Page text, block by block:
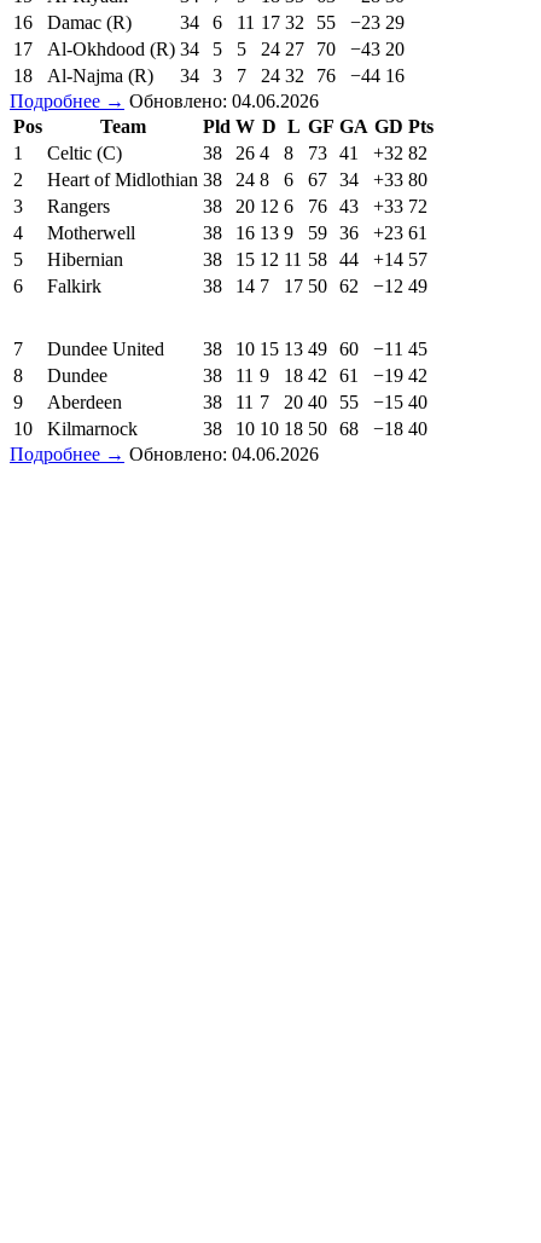
16
Damac (R) 34 6 11 17 32 55 −23 29
17
Al-Okhdood (R) 34 5 5 24 27 70 −43 20
18
Al-Najma (R) 34 3 7 24 32 76 −44 16
Подробнее → Обновлено: 04.06.2026
Pos
Team Pld W D L GF GA GD Pts
1
Celtic (C) 38 26 4 8 73 41 +32 82
2
Heart of Midlothian 38 24 8 6 67 34 +33 80
3
Rangers 38 20 12 6 76 43 +33 72
4
Motherwell 38 16 13 9 59 36 +23 61
5
Hibernian 38 15 12 11 58 44 +14 57
6
Falkirk 38 14 7 17 50 62 −12 49
7 Dundee United 38 10 15 13 49 60 −11 45
8
Dundee 38 11 9 18 42 61 −19 42
9
Aberdeen 38 11 7 20 40 55 −15 40
10
Kilmarnock 38 10 10 18 50 68 −18 40
Подробнее → Обновлено: 04.06.2026